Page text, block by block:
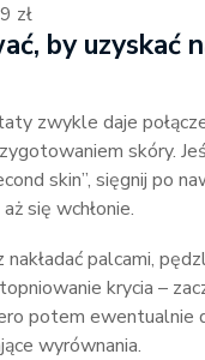
zł
by uzyskać
zwykle daje
skóry.
skin”, sięgnij po
się wchłonie.
nakładać palcami,
krycia –
potem ewentualnie
wyrównania.